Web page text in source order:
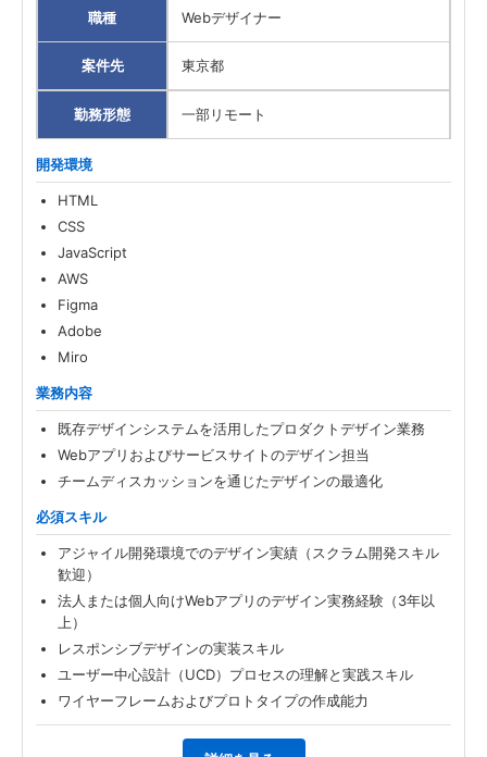
職種 Webデザイナー
案件先 東京都
勤務形態 一部リモート
開発環境
HTML
CSS
JavaScript
AWS
Figma
Adobe
Miro
業務内容
既存デザインシステムを活用したプロダクトデザイン業務
Webアプリおよびサービスサイトのデザイン担当
チームディスカッションを通じたデザインの最適化
必須スキル
アジャイル開発環境でのデザイン実績（スクラム開発スキル
歓迎）
法人または個人向けWebアプリのデザイン実務経験（3年以
上）
レスポンシブデザインの実装スキル
ユーザー中心設計（UCD）プロセスの理解と実践スキル
ワイヤーフレームおよびプロトタイプの作成能力